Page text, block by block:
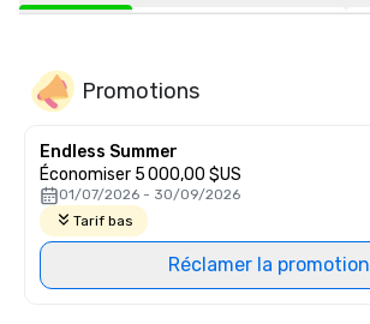
Promotions
Endless Summer
Économiser 5 000,00 $US
01/07/2026 - 30/09/2026
Tarif bas
Réclamer la promotion